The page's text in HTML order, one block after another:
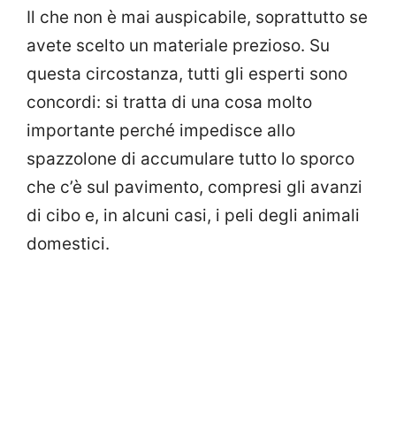
Il che non è mai auspicabile, soprattutto se
avete scelto un materiale prezioso. Su
questa circostanza, tutti gli esperti sono
concordi: si tratta di una cosa molto
importante perché impedisce allo
spazzolone di accumulare tutto lo sporco
che c’è sul pavimento, compresi gli avanzi
di cibo e, in alcuni casi, i peli degli animali
domestici.